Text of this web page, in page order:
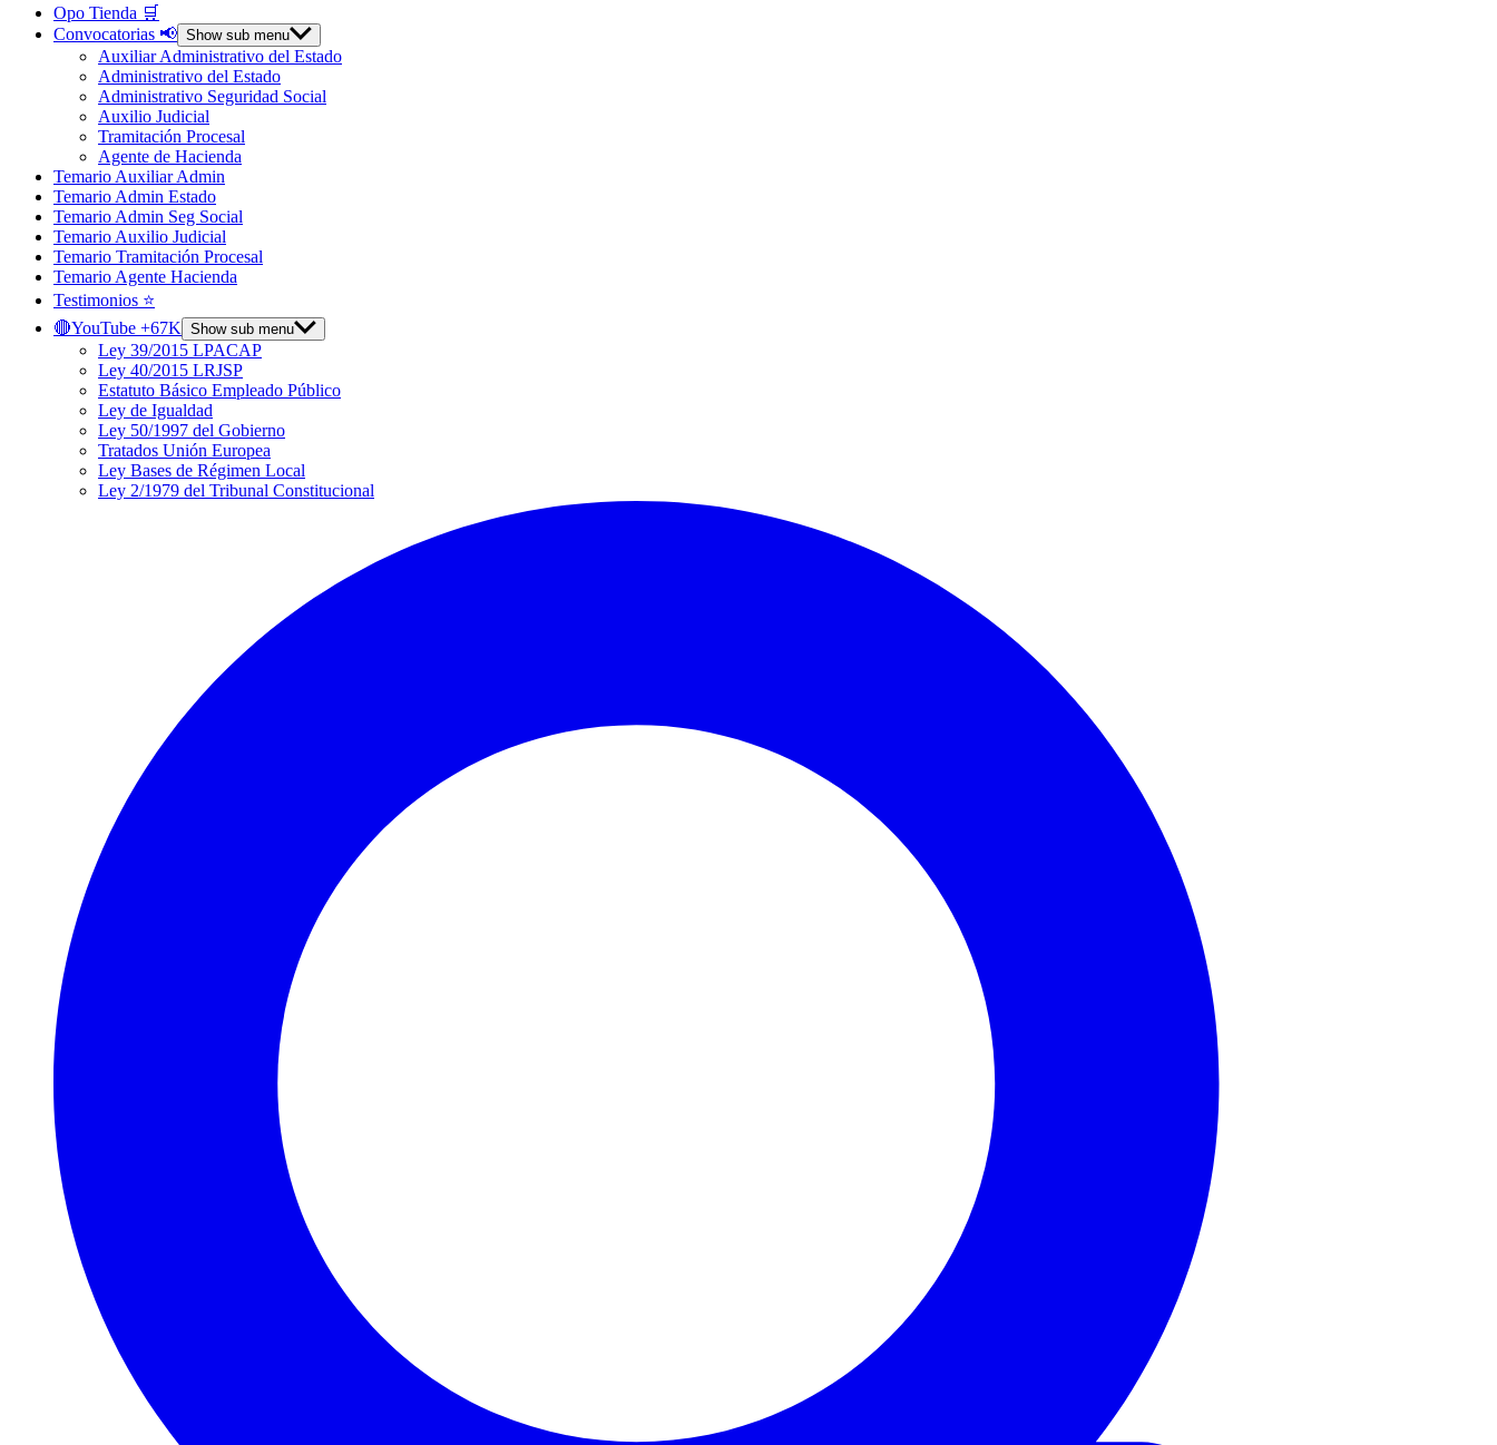
Opo Tienda 🛒
Convocatorias 📢 Show sub menu
Auxiliar Administrativo del Estado
Administrativo del Estado
Administrativo Seguridad Social
Auxilio Judicial
Tramitación Procesal
Agente de Hacienda
Temario Auxiliar Admin
Temario Admin Estado
Temario Admin Seg Social
Temario Auxilio Judicial
Temario Tramitación Procesal
Temario Agente Hacienda
Testimonios ⭐️
🔴YouTube +67K Show sub menu
Ley 39/2015 LPACAP
Ley 40/2015 LRJSP
Estatuto Básico Empleado Público
Ley de Igualdad
Ley 50/1997 del Gobierno
Tratados Unión Europea
Ley Bases de Régimen Local
Ley 2/1979 del Tribunal Constitucional